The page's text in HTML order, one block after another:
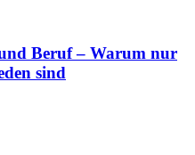
Beruf – Warum nur
sind